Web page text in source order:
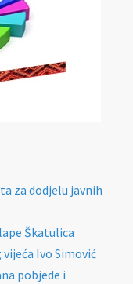
za dodjelu javnih
Škatulica
Ivo Simović
pobjede i